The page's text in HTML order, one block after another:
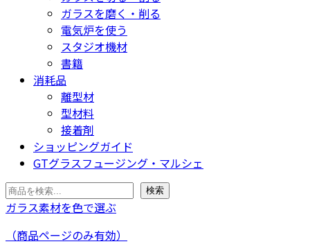
ガラスを磨く・削る
電気炉を使う
スタジオ機材
書籍
消耗品
離型材
型材料
接着剤
ショッピングガイド
GTグラスフュージング・マルシェ
検
索
検索
ガラス素材を色で選ぶ
（商品ページのみ有効）